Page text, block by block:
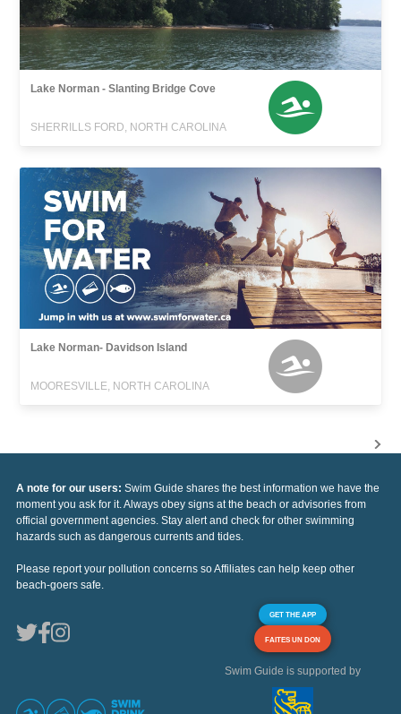
Lake Norman - Slanting Bridge Cove
SHERRILLS FORD, NORTH CAROLINA
Lake Norman- Davidson Island
MOORESVILLE, NORTH CAROLINA
A note for our users: Swim Guide shares the best information we have the
moment you ask for it. Always obey signs at the beach or advisories from
official government agencies. Stay alert and check for other swimming
hazards such as dangerous currents and tides.
Please report your pollution concerns so Affiliates can help keep other
beach-goers safe.
GET THE APP
FAITES UN DON
Swim Guide is supported by